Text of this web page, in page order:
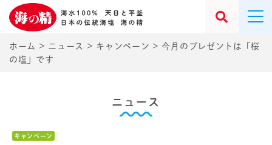
ホーム > ニュース > キャンペーン >今月のプレゼントは「桜
の塩」です
ニュース
キャンペーン